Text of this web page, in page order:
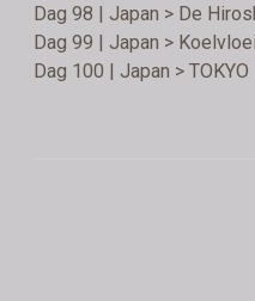
Dag 98 | Japan > De
Dag 99 | Japan >
Dag 100 | Japan > TOKYO